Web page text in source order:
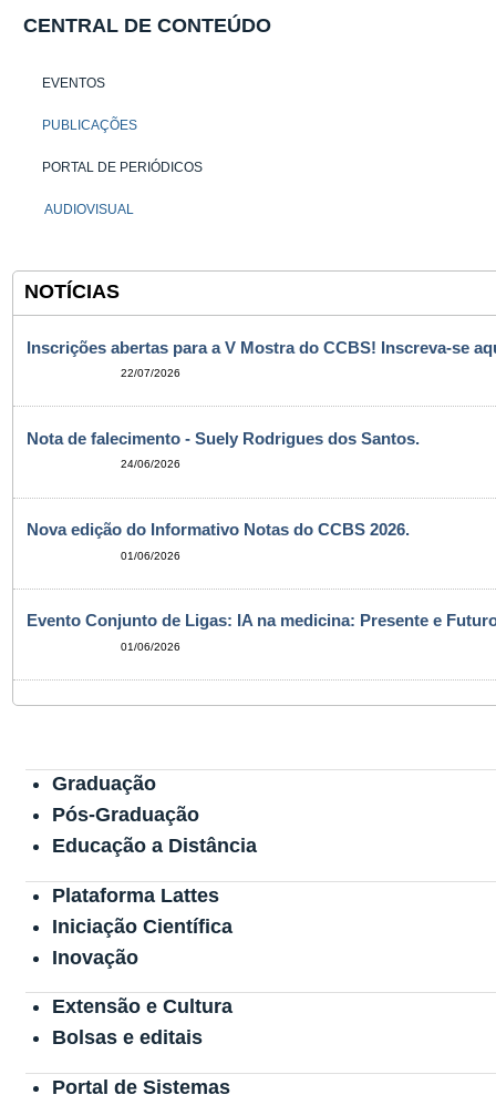
CENTRAL DE CONTEÚDO
EVENTOS
PUBLICAÇÕES
PORTAL DE PERIÓDICOS
AUDIOVISUAL
NOTÍCIAS
Inscrições abertas para a V Mostra do CCBS! Inscreva-se
22/07/2026
Nota de falecimento - Suely Rodrigues dos Santos.
24/06/2026
Nova edição do Informativo Notas do CCBS 2026.
01/06/2026
Evento Conjunto de Ligas: IA na medicina: Presente e
01/06/2026
Graduação
Pós-Graduação
Educação a Distância
Plataforma Lattes
Iniciação Científica
Inovação
Extensão e Cultura
Bolsas e editais
Portal de Sistemas